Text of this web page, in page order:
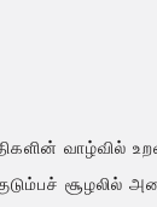
வாழ்வில்
சூழலில்